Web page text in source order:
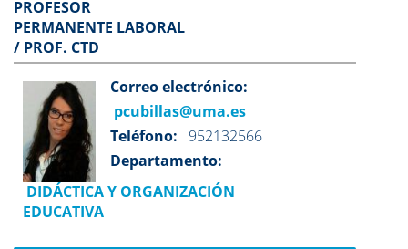
PROFESOR
PERMANENTE LABORAL
/ PROF. CTD
Correo electrónico:
pcubillas@uma.es
Teléfono: 952132566
Departamento:
DIDÁCTICA Y ORGANIZACIÓN
EDUCATIVA